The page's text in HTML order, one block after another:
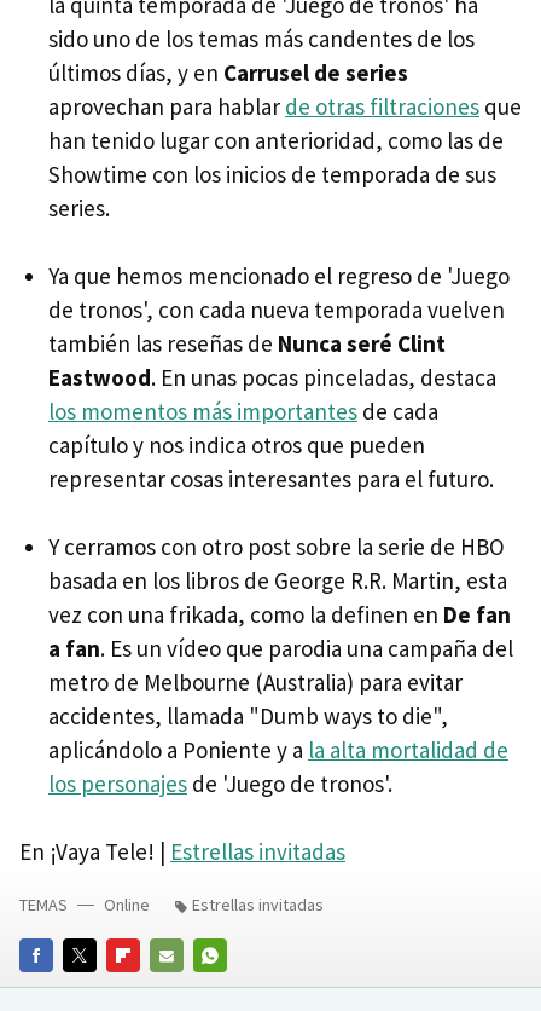
sido uno de los temas más candentes de los
últimos días, y en Carrusel de series
aprovechan para hablar de otras filtraciones que
han tenido lugar con anterioridad, como las de
Showtime con los inicios de temporada de sus
series.
Ya que hemos mencionado el regreso de 'Juego
de tronos', con cada nueva temporada vuelven
también las reseñas de Nunca seré Clint
Eastwood. En unas pocas pinceladas, destaca
los momentos más importantes de cada
capítulo y nos indica otros que pueden
representar cosas interesantes para el futuro.
Y cerramos con otro post sobre la serie de HBO
basada en los libros de George R.R. Martin, esta
vez con una frikada, como la definen en De fan
a fan. Es un vídeo que parodia una campaña del
metro de Melbourne (Australia) para evitar
accidentes, llamada "Dumb ways to die",
aplicándolo a Poniente y a la alta mortalidad de
los personajes de 'Juego de tronos'.
En ¡Vaya Tele! | Estrellas invitadas
FACEBOOKTWITTERFLIPBOARD
E-
WHATSAPP
TEMAS Online Estrellas invitadas